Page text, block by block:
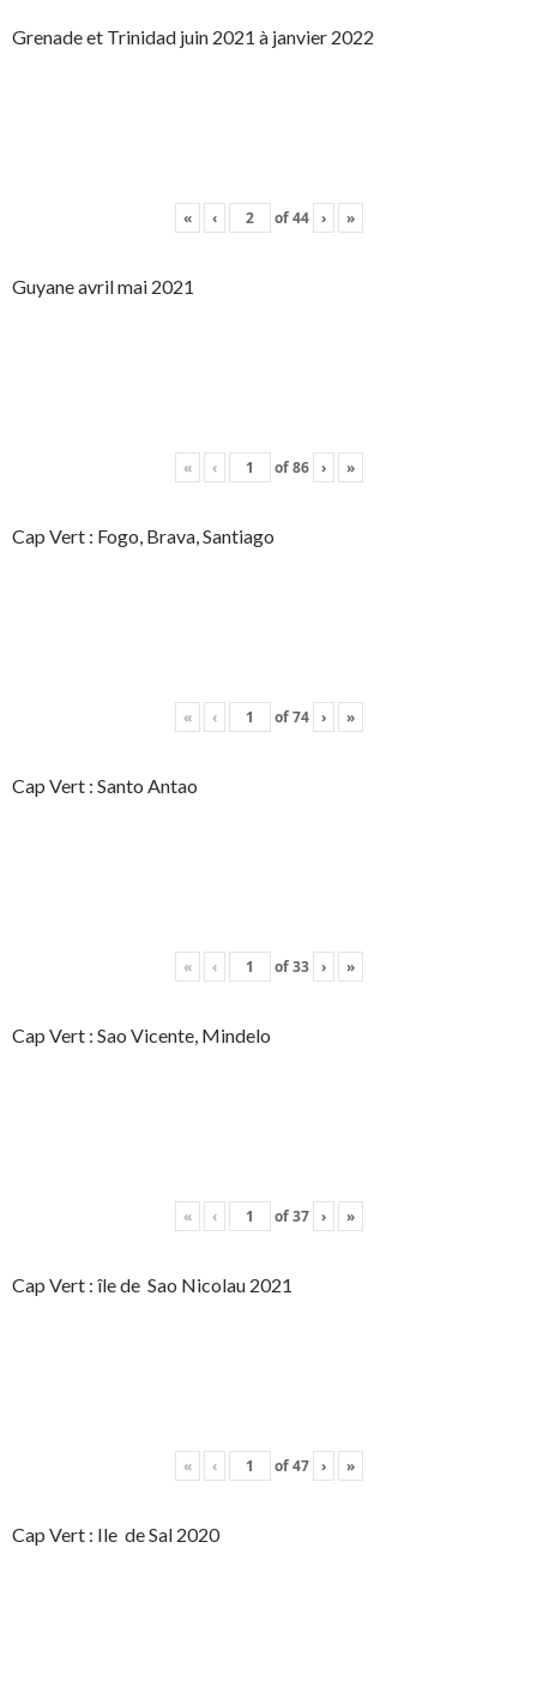
Grenade et Trinidad juin 2021 à janvier 2022
« ‹ of44 › »
Guyane avril mai 2021
« ‹ of86 › »
Cap Vert : Fogo, Brava, Santiago
« ‹ of74 › »
Cap Vert : Santo Antao
« ‹ of33 › »
Cap Vert : Sao Vicente, Mindelo
« ‹ of37 › »
Cap Vert : île de Sao Nicolau 2021
« ‹ of47 › »
Cap Vert : Ile de Sal 2020